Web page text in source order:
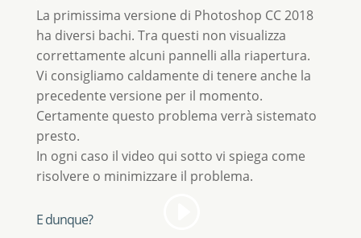
La primissima versione di Photoshop CC 2018
ha diversi bachi. Tra questi non visualizza
correttamente alcuni pannelli alla riapertura.
Vi consigliamo caldamente di tenere anche la
precedente versione per il momento.
Certamente questo problema verrà sistemato
presto.
In ogni caso il video qui sotto vi spiega come
risolvere o minimizzare il problema.
E dunque?